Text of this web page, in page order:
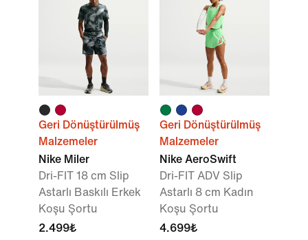
Geri Dönüştürülmüş
Malzemeler
Nike Miler
Dri-FIT 18 cm Slip
Astarlı Baskılı Erkek
Koşu Şortu
2.499₺
Geri Dönüştürülmüş
Malzemeler
Nike AeroSwift
Dri-FIT ADV Slip
Astarlı 8 cm Kadın
Koşu Şortu
4.699₺